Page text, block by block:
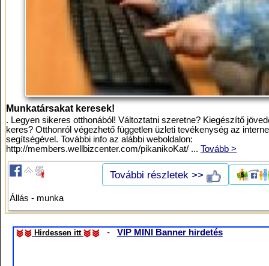
Munkatársakat keresek!
. Legyen sikeres otthonából! Változtatni szeretne? Kiegészítő
keres? Otthonról végezhető független üzleti tevékenység az
segítségével. További info az alábbi weboldalon:
http://members.wellbizcenter.com/pikanikoKat/ ... Tovább >
További részletek >>
Állás - munka
Hirdessen itt - VIP MINI Banner hirdetés